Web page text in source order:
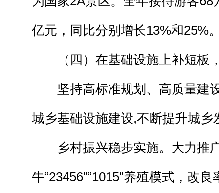
亿元，同比分别增长13%和25%
（四）在基础设施上补短板
坚持高标准规划、高质量建
城乡基础设施建设,不断提升城乡
乡村振兴稳步实施。大力推
牛“23456”“1015”养殖模式，改